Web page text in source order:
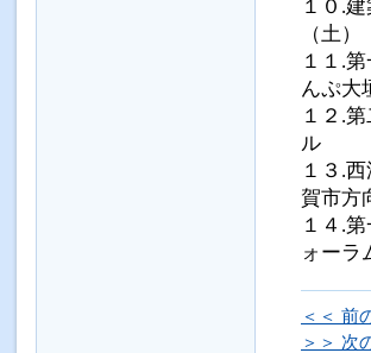
１０.
（土
１１.
んぷ大
１２.
ル
１３.
賀市方
１４.
ォーラ
＜＜ 前
＞＞ 次